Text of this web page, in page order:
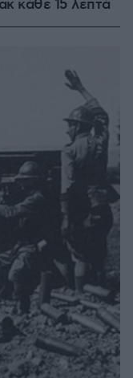
κάθε 15 λεπτά